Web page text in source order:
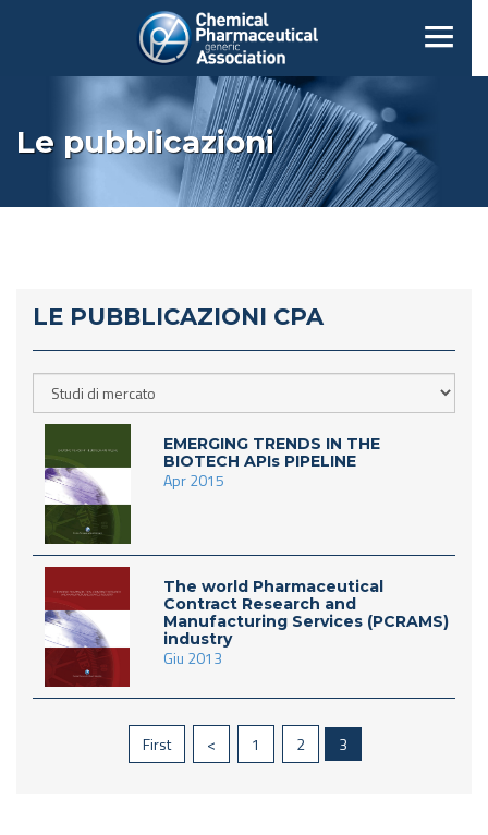
Le pubblicazioni
LE PUBBLICAZIONI CPA
EMERGING TRENDS IN THE
BIOTECH APIs PIPELINE
Apr 2015
The world Pharmaceutical
Contract Research and
Manufacturing Services (PCRAMS)
industry
Giu 2013
First < 1 2 3